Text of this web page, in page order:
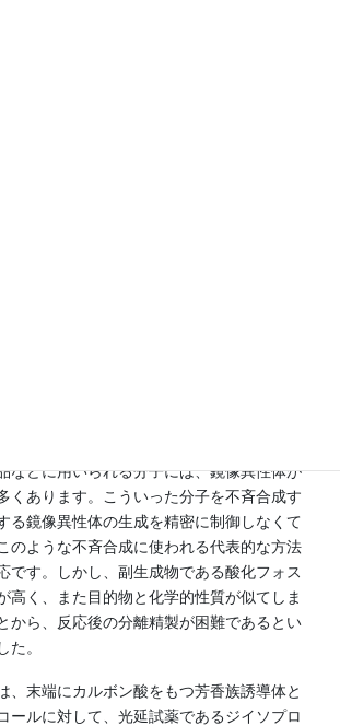
どに⽤いられる分⼦には、鏡像異性体が
くあります。こういった分⼦を不⻫合成す
る鏡像異性体の⽣成を精密に制御しなくて
のような不⻫合成に使われる代表的な⽅法
です。しかし、副⽣成物である酸化フォス
⾼く、また⽬的物と化学的性質が似てしま
から、反応後の分離精製が困難であるとい
た。
、末端にカルボン酸をもつ芳⾹族誘導体と
ールに対して、光延試薬であるジイソプロ